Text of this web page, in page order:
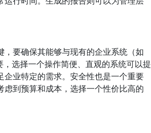
要确保其能够与现有的企业系统（如
选择一个操作简便、直观的系统可以提
业特定的需求。安全性也是一个重要
到预算和成本，选择一个性价比高的